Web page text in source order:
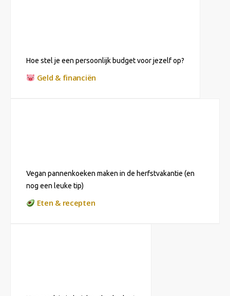
Hoe stel je een persoonlijk budget voor jezelf op?
Geld & financiën
Vegan pannenkoeken maken in de herfstvakantie (en
nog een leuke tip)
Eten & recepten